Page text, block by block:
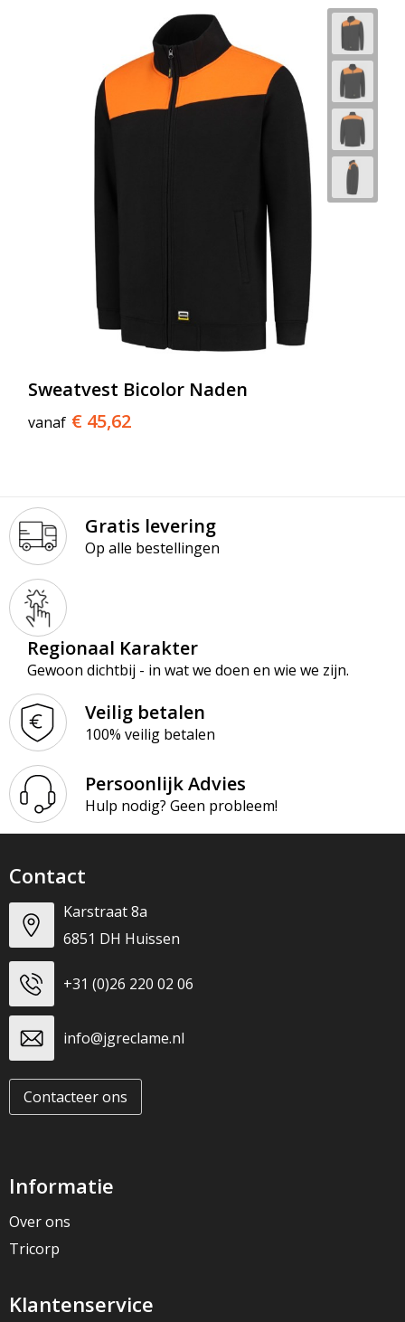
Sweatvest Bicolor Naden
vanaf € 45,62
Gratis levering
Op alle bestellingen
Regionaal Karakter
Gewoon dichtbij - in wat we doen en wie we zijn.
Veilig betalen
100% veilig betalen
Persoonlijk Advies
Hulp nodig? Geen probleem!
Contact
Karstraat 8a
6851 DH Huissen
+31 (0)26 220 02 06
info@jgreclame.nl
Contacteer ons
Informatie
Over ons
Tricorp
Klantenservice